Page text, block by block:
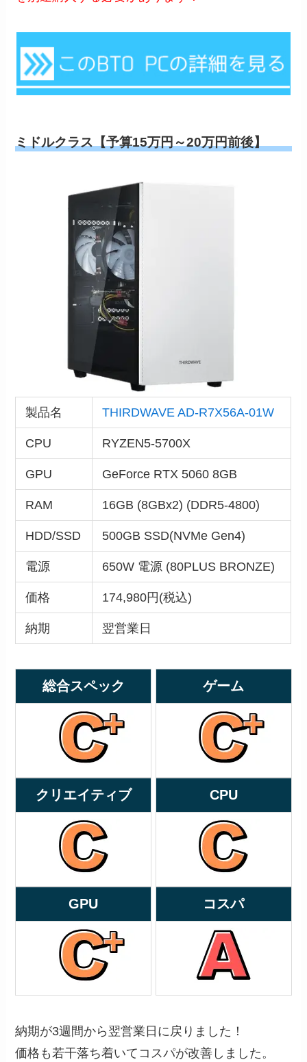
ミドルクラス【予算15万円～20万円前後】
製品名 THIRDWAVE AD-R7X56A-01W
CPU RYZEN5-5700X
GPU GeForce RTX 5060 8GB
RAM 16GB (8GBx2) (DDR5-4800)
HDD/SSD 500GB SSD(NVMe Gen4)
電源 650W 電源 (80PLUS BRONZE)
価格 174,980円(税込)
納期 翌営業日
総合スペック ゲーム
クリエイティブ CPU
GPU コスパ
納期が3週間から翌営業日に戻りました！
価格も若干落ち着いてコスパが改善しました。